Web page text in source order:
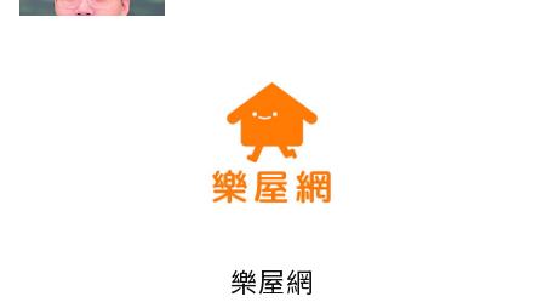
樂屋網